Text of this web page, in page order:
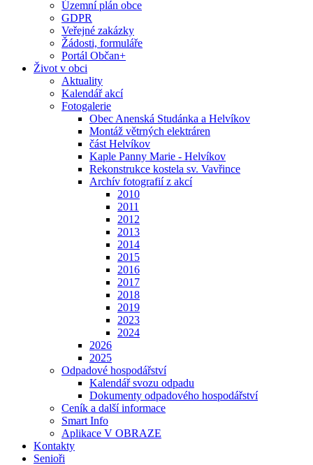
Územní plán obce
GDPR
Veřejné zakázky
Žádosti, formuláře
Portál Občan+
Život v obci
Aktuality
Kalendář akcí
Fotogalerie
Obec Anenská Studánka a Helvíkov
Montáž větrných elektráren
část Helvíkov
Kaple Panny Marie - Helvíkov
Rekonstrukce kostela sv. Vavřince
Archív fotografií z akcí
2010
2011
2012
2013
2014
2015
2016
2017
2018
2019
2023
2024
2026
2025
Odpadové hospodářství
Kalendář svozu odpadu
Dokumenty odpadového hospodářství
Ceník a další informace
Smart Info
Aplikace V OBRAZE
Kontakty
Senioři